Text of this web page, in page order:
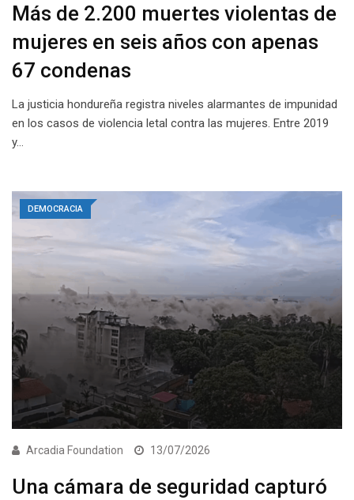
Más de 2.200 muertes violentas de
mujeres en seis años con apenas
67 condenas
La justicia hondureña registra niveles alarmantes de impunidad
en los casos de violencia letal contra las mujeres. Entre 2019
y…
DEMOCRACIA
Arcadia Foundation 13/07/2026
Una cámara de seguridad capturó